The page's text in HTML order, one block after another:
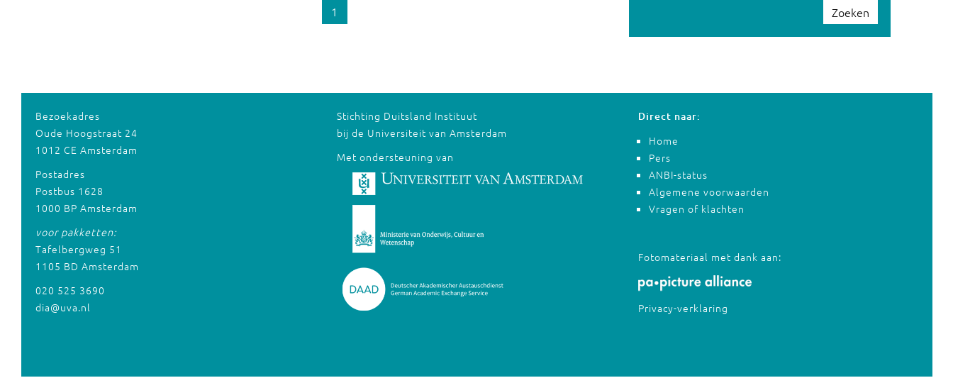
1 Zoeken
Bezoekadres
Oude Hoogstraat 24
1012 CE Amsterdam
Postadres
Postbus 1628
1000 BP Amsterdam
voor pakketten:
Tafelbergweg 51
1105 BD Amsterdam
020 525 3690
dia@uva.nl
Stichting Duitsland Instituut
bij de Universiteit van Amsterdam
Met ondersteuning van
Direct naar:
Home
Pers
ANBI-status
Algemene voorwaarden
Vragen of klachten
Fotomateriaal met dank aan:
Privacy-verklaring